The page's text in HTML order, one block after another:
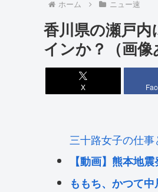
ホーム ニュー速
香川県の瀬戸
インか？（画像
X
三十路女子の仕
【動画】熊本地
ももち、かつて